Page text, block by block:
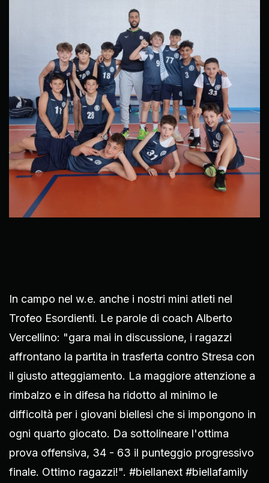
In campo nel w.e. anche i nostri mini atleti nel
Trofeo Esordienti. Le parole di coach Alberto
Vercellino: "gara mai in discussione, i ragazzi
affrontano la partita in trasferta contro Stresa con
il giusto atteggiamento. La maggiore attenzione a
rimbalzo e in difesa ha ridotto al minimo le
difficoltà per i giovani biellesi che si impongono in
ogni quarto giocato. Da sottolineare l'ottima
prova offensiva, 34 - 63 il punteggio progressivo
finale. Ottimo ragazzi!". #biellanext #biellafamily